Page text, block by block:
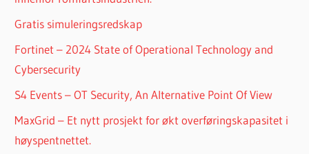
Gratis simuleringsredskap
Fortinet – 2024 State of Operational Technology and
Cybersecurity
S4 Events – OT Security, An Alternative Point Of View
MaxGrid – Et nytt prosjekt for økt overføringskapasitet i
høyspentnettet.